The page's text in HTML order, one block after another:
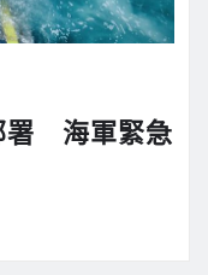
署 海軍緊急